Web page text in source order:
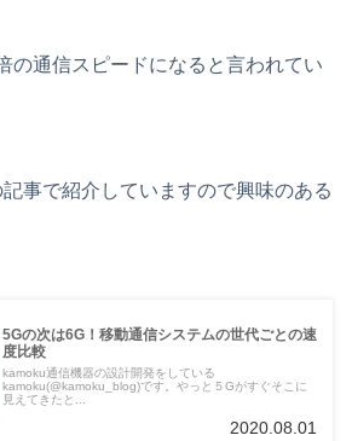
の通信スピードになると言われてい
事で紹介していますので興味のある
5Gの次は6G！移動通信システムの世代ごとの速
度比較
kamoku通信機器の設計開発をしている
kamoku(@kamoku_blog)です。やっと５Gがすぐそこに
見えてきたと...
2020.08.01